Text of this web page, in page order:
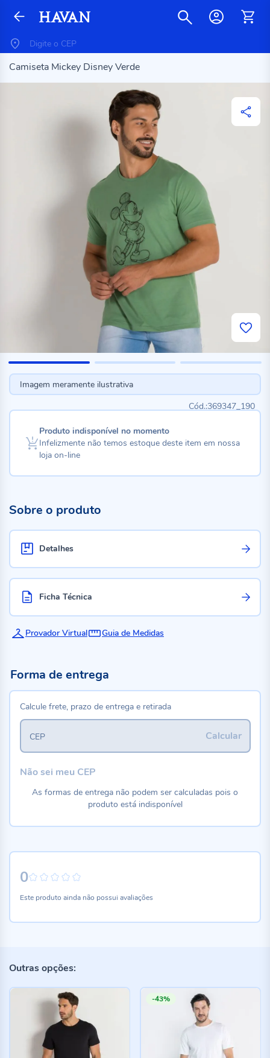
Camiseta Mickey Disney Verde
Imagem meramente ilustrativa
369347_190
Produto indisponível no momento
Infelizmente não temos estoque deste item em nossa
loja on-line
Sobre o produto
Detalhes
Ficha Técnica
Provador Virtual Guia de Medidas
0
Este produto ainda não possui avaliações
Forma de entrega
Calcule frete, prazo de entrega e retirada
Calcular
CEP
Não sei meu CEP
As formas de entrega não podem ser calculadas pois o
produto está indisponível
Outras opções:
-43%